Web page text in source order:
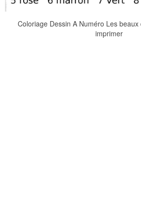
Coloriage Dessin A Numéro Les
imprimer